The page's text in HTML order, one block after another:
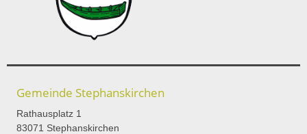
Gemeinde Stephanskirchen
Rathausplatz 1
83071 Stephanskirchen